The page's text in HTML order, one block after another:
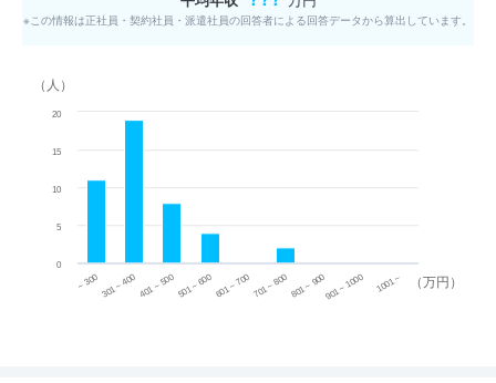
※この情報は正社員・契約社員・派遣社員の回答者による回答データから算出しています。
（万円）
（人）
~ 300 301 ~ 400 401 ~ 500501 ~ 600601 ~ 700701 ~ 800801 ~ 900901 ~ 1000 1001 ~
0
5
10
15
20